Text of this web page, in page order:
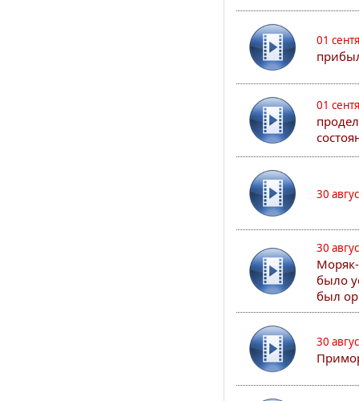
01
01
30
30
было
был
30